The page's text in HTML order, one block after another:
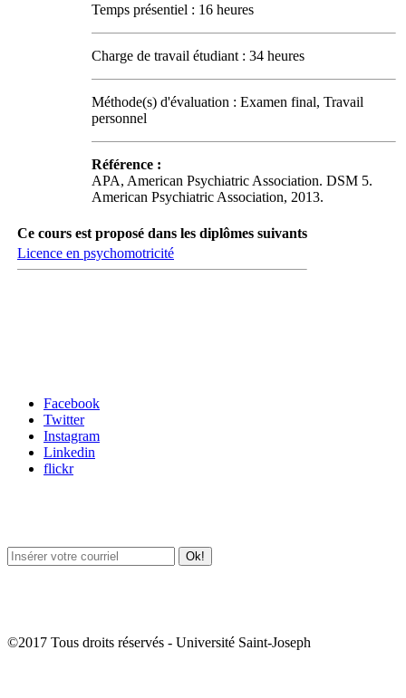
Temps présentiel : 16 heures
Charge de travail étudiant : 34 heures
Méthode(s) d'évaluation : Examen final, Travail
personnel
Référence :
APA, American Psychiatric Association. DSM 5.
American Psychiatric Association, 2013.
Ce cours est proposé dans les diplômes suivants
Licence en psychomotricité
Facebook
Twitter
Instagram
Linkedin
flickr
©2017 Tous droits réservés - Université Saint-Joseph